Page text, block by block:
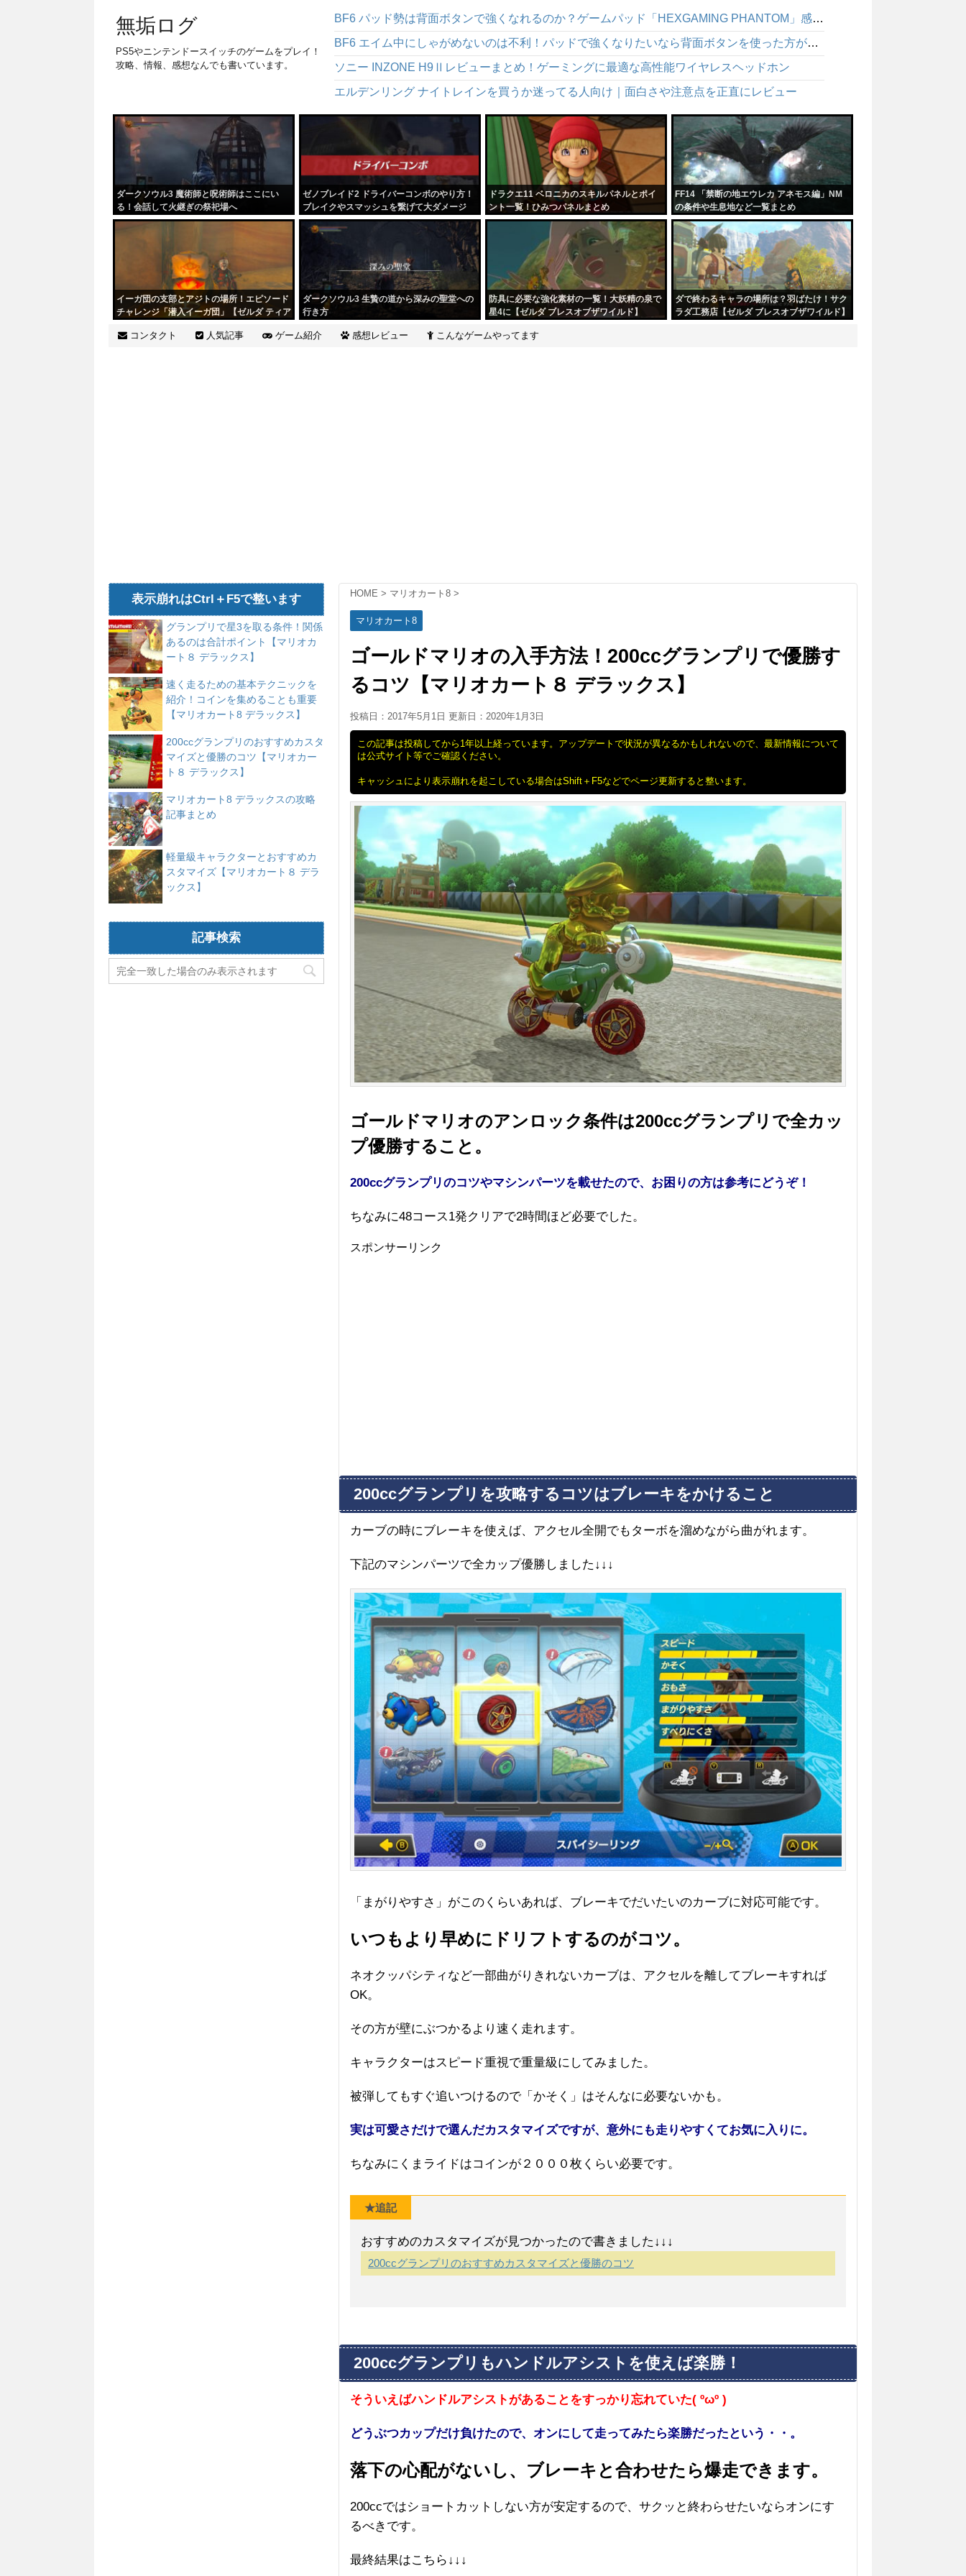
無垢ログ
PS5やニンテンドースイッチのゲームをプレイ！
攻略、情報、感想なんでも書いています。
BF6 パッド勢は背面ボタンで強くなれるのか？ゲームパッド「HEXGAMING PHANTOM」感想レビュー
BF6 エイム中にしゃがめないのは不利！パッドで強くなりたいなら背面ボタンを使った方が絶対にいい
ソニー INZONE H9Ⅱレビューまとめ！ゲーミングに最適な高性能ワイヤレスヘッドホン
エルデンリング ナイトレインを買うか迷ってる人向け｜面白さや注意点を正直にレビュー
ダークソウル3 魔術師と呪術師はここにい
る！会話して火継ぎの祭祀場へ
ゼノブレイド2 ドライバーコンボのやり方！
ブレイクやスマッシュを繋げて大ダメージ
ドラクエ11 ベロニカのスキルパネルとポイ
ント一覧！ひみつパネルまとめ
FF14 「禁断の地エウレカ アネモス編」NM
の条件や生息地など一覧まとめ
イーガ団の支部とアジトの場所！エピソード
チャレンジ「潜入イーガ団」【ゼルダ ティア
ダークソウル3 生贄の道から深みの聖堂への
行き方
防具に必要な強化素材の一覧！大妖精の泉で
星4に【ゼルダ ブレスオブザワイルド】
ダで終わるキャラの場所は？羽ばたけ！サク
ラダ工務店【ゼルダ ブレスオブザワイルド】
コンタクト 人気記事 ゲーム紹介 感想レビュー こんなゲームやってます
HOME > マリオカート8 >
マリオカート8
ゴールドマリオの入手方法！200ccグランプリで優勝す
るコツ【マリオカート８ デラックス】
投稿日：2017年5月1日 更新日： 2020年1月3日
この記事は投稿してから1年以上経っています。アップデートで状況が異なるかもしれないので、最新情報について
は公式サイト等でご確認ください。
キャッシュにより表示崩れを起こしている場合はShift＋F5などでページ更新すると整います。
ゴールドマリオのアンロック条件は200ccグランプリで全カッ
プ優勝すること。
200ccグランプリのコツやマシンパーツを載せたので、お困りの方は参考にどうぞ！
ちなみに48コース1発クリアで2時間ほど必要でした。
スポンサーリンク
200ccグランプリを攻略するコツはブレーキをかけること
カーブの時にブレーキを使えば、アクセル全開でもターボを溜めながら曲がれます。
下記のマシンパーツで全カップ優勝しました↓↓↓
「まがりやすさ」がこのくらいあれば、ブレーキでだいたいのカーブに対応可能です。
いつもより早めにドリフトするのがコツ。
ネオクッパシティなど一部曲がりきれないカーブは、アクセルを離してブレーキすれば
OK。
その方が壁にぶつかるより速く走れます。
キャラクターはスピード重視で重量級にしてみました。
被弾してもすぐ追いつけるので「かそく」はそんなに必要ないかも。
実は可愛さだけで選んだカスタマイズですが、意外にも走りやすくてお気に入りに。
ちなみにくまライドはコインが２０００枚くらい必要です。
★追記
おすすめのカスタマイズが見つかったので書きました↓↓↓
200ccグランプリのおすすめカスタマイズと優勝のコツ
200ccグランプリもハンドルアシストを使えば楽勝！
そういえばハンドルアシストがあることをすっかり忘れていた( ºωº )
どうぶつカップだけ負けたので、オンにして走ってみたら楽勝だったという・・。
落下の心配がないし、ブレーキと合わせたら爆走できます。
200ccではショートカットしない方が安定するので、サクッと終わらせたいならオンにす
るべきです。
最終結果はこちら↓↓↓
表示崩れはCtrl＋F5で整います
グランプリで星3を取る条件！関係
あるのは合計ポイント【マリオカ
ート８ デラックス】
速く走るための基本テクニックを
紹介！コインを集めることも重要
【マリオカート8 デラックス】
200ccグランプリのおすすめカスタ
マイズと優勝のコツ【マリオカー
ト８ デラックス】
マリオカート8 デラックスの攻略
記事まとめ
軽量級キャラクターとおすすめカ
スタマイズ【マリオカート８ デラ
ックス】
記事検索